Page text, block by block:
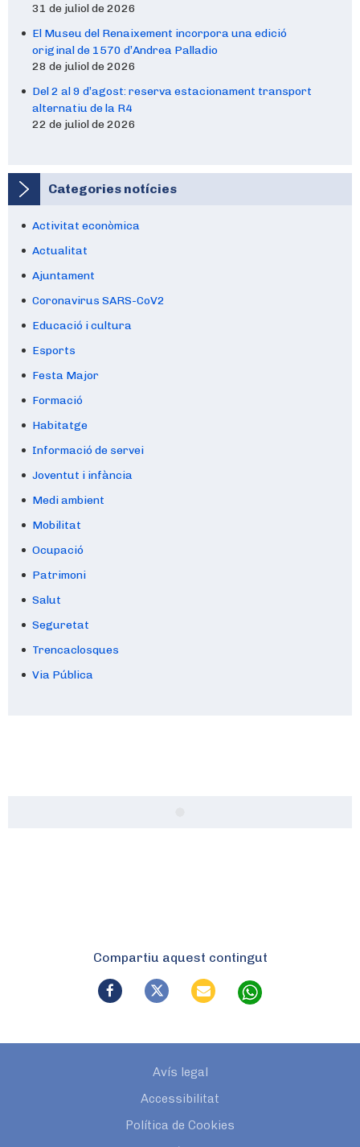
31 de juliol de 2026
El Museu del Renaixement incorpora una edició
original de 1570 d’Andrea Palladio
28 de juliol de 2026
Del 2 al 9 d’agost: reserva estacionament transport
alternatiu de la R4
22 de juliol de 2026
Categories notícies
Activitat econòmica
Actualitat
Ajuntament
Coronavirus SARS-CoV2
Educació i cultura
Esports
Festa Major
Formació
Habitatge
Informació de servei
Joventut i infància
Medi ambient
Mobilitat
Ocupació
Patrimoni
Salut
Seguretat
Trencaclosques
Via Pública
Compartiu aquest contingut
Avís legal
Accessibilitat
Política de Cookies